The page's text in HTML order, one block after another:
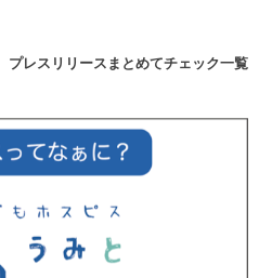
プレスリリースまとめてチェック一覧